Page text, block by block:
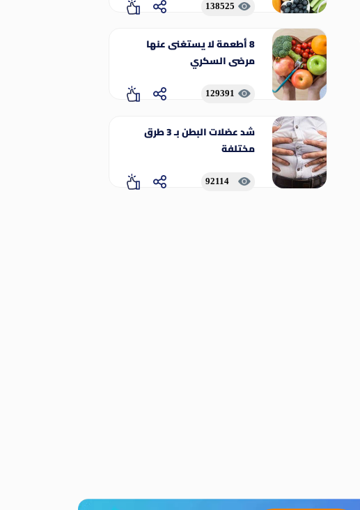
138525
8 أطعمة لا يستغنى عنها
مرضى السكري
129391
شد عضلات البطن بـ 3 طرق
مختلفة
92114